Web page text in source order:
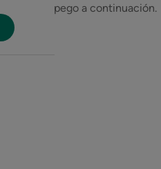
que te pego a continuación.